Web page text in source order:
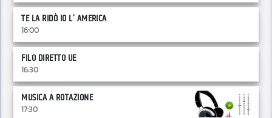
TE LA RIDÒ IO L’ AMERICA
16:00
FILO DIRETTO UE
16:30
MUSICA A ROTAZIONE
17:30